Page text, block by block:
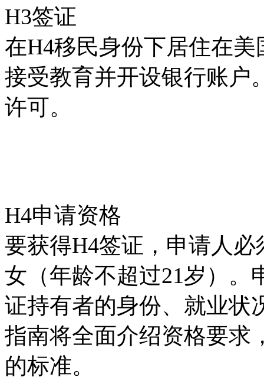
H3签证
在H4移民身份下居住在
接受教育并开设银行账户
许可。
H4申请资格
要获得H4签证，申请人
女（年龄不超过21岁）。
证持有者的身份、就业状
指南将全面介绍资格要求
的标准。